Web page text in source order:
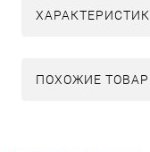
ПОХОЖИЕ